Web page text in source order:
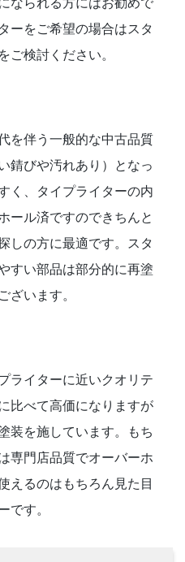
なられる方にはお勧めで
ーをご希望の場合はスタ
ご検討ください。
を伴う一般的な中古品質
錆びや汚れあり）となっ
く、タイプライターの内
ール済ですのできちんと
しの方に最適です。スタ
すい部品は部分的に再塗
ざいます。
ライターに近いクオリテ
比べて高価になりますが
装を施しています。もち
専門店品質でオーバーホ
えるのはもちろん見た目
です。